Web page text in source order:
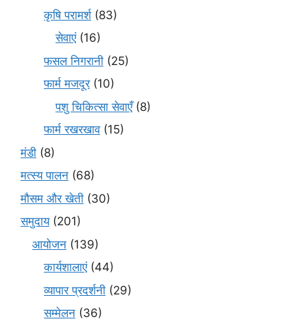
कृषि परामर्श(83)
सेवाएं(16)
फसल निगरानी (25)
फार्म मजदूर(10)
पशु चिकित्सा सेवाएँ(8)
फार्म रखरखाव(15)
मंडी (8)
मत्स्य पालन (68)
मौसम और खेती (30)
समुदाय(201)
आयोजन (139)
कार्यशालाएं(44)
व्यापार प्रदर्शनी (29)
सम्मेलन (36)